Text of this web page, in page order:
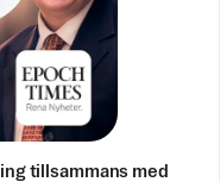
tillsammans med